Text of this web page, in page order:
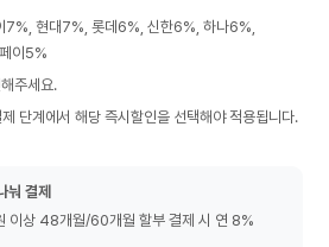
7%, 현대7%, 롯데6%, 신한6%, 하나6%,
이5%
주세요.
단계에서 해당 즉시할인을 선택해야 적용됩니다.
결제
이상 48개월/60개월 할부 결제 시 연 8%